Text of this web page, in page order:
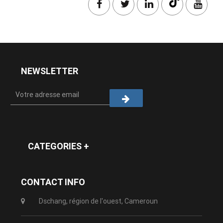
NEWSLETTER
CATEGORIES +
CONTACT INFO
Dschang, région de l'ouest, Cameroun